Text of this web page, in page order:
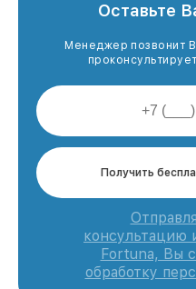
Оставьте
Менеджер позвонит
Получить
консультацию
Fortuna, Вы
обработку